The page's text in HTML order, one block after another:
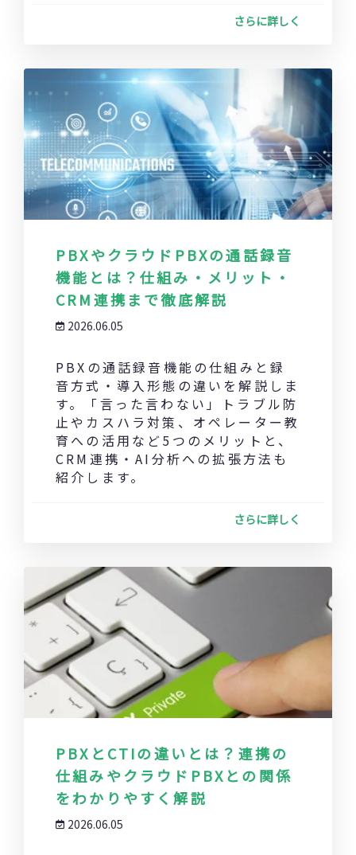
さらに詳しく
PBXやクラウドPBXの通話録音
機能とは？仕組み・メリット・
CRM連携まで徹底解説
2026.06.05
PBXの通話録音機能の仕組みと録
音方式・導入形態の違いを解説しま
す。「言った言わない」トラブル防
止やカスハラ対策、オペレーター教
育への活用など5つのメリットと、
CRM連携・AI分析への拡張方法も
紹介します。
さらに詳しく
PBXとCTIの違いとは？連携の
仕組みやクラウドPBXとの関係
をわかりやすく解説
2026.06.05